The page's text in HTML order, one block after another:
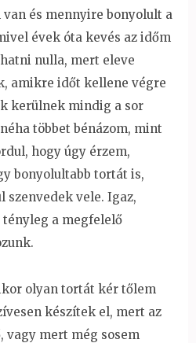
és mennyire bonyolult a
évek óta kevés az időm
nulla, mert eleve
amikre időt kellene végre
kerülnek mindig a sor
többet bénázom, mint
hogy úgy érzem,
bonyolultabb tortát is,
szenvedek vele. Igaz,
a megfelelő
olyan tortát kér tőlem
készítek el, mert az
vagy mert még sosem